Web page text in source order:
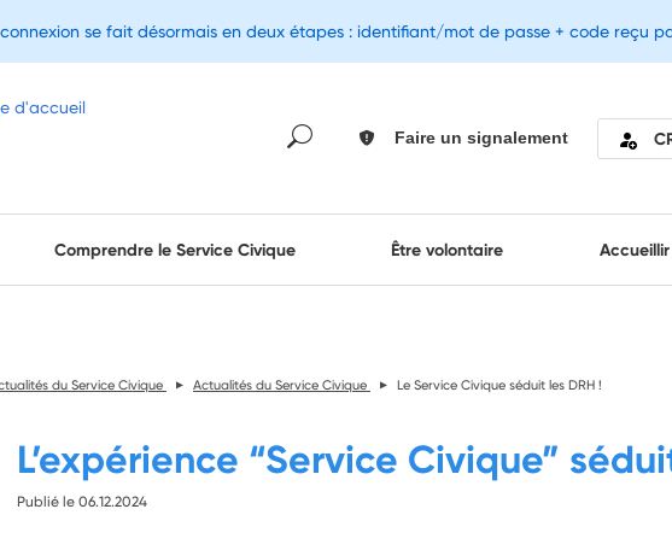
Faire un signalement
Comprendre le Service Civique Être volontaire
du Service Civique Actualités du Service Civique Le Service Civique séduit les DRH !
L’expérience “Service Civique”
Publié le 06.12.2024
se fait désormais en deux étapes : identifiant/mot de passe + code reçu